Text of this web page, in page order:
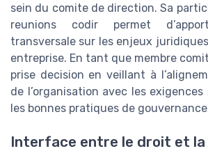
sein du comite de direction. Sa
reunions codir permet
transversale sur les enjeux
entreprise. En tant que membre
prise decision en veillant à
de l’organisation avec les
les bonnes pratiques de
Interface entre le droit et